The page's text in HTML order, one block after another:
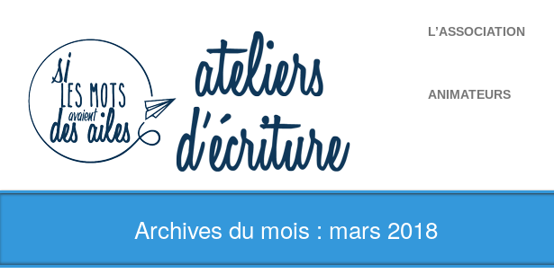
L’ASSOCIATION
ANIMATEURS
Archives du mois : mars 2018